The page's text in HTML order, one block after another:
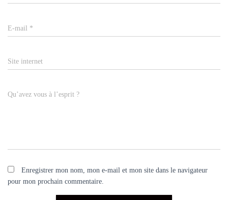
E-mail *
Site internet
Qu’avez vous à l’esprit ?
Enregistrer mon nom, mon e-mail et mon site dans le navigateur
pour mon prochain commentaire.